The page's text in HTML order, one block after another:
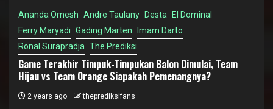
Ananda Omesh Andre Taulany Desta El Dominal
Ferry Maryadi Gading Marten Imam Darto
Ronal Surapradja The Prediksi
Game Terakhir Timpuk-Timpukan Balon Dimulai, Team
Hijau vs Team Orange Siapakah Pemenangnya?
2 years ago theprediksifans